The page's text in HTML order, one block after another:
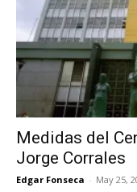
Medidas del
Jorge Corrales
Edgar Fonseca - May 25,